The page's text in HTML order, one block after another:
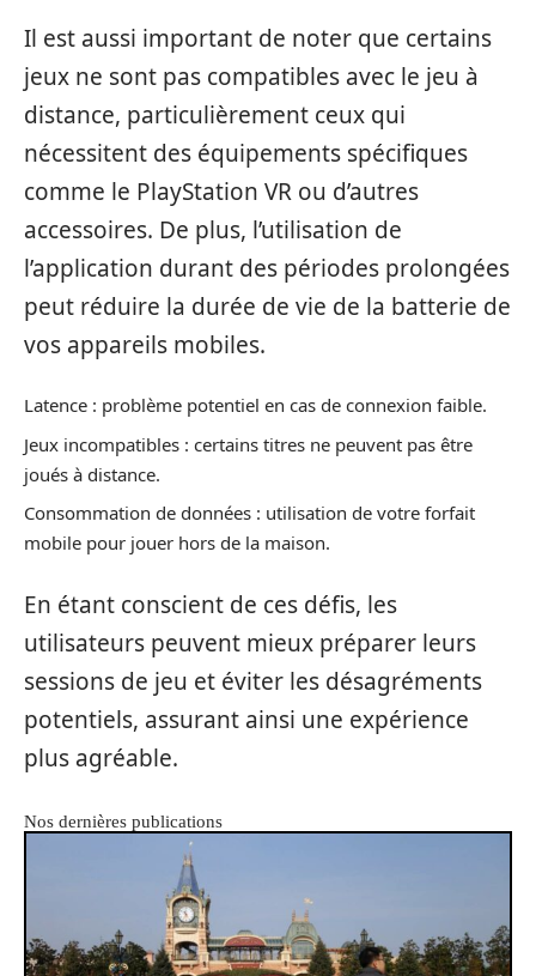
Il est aussi important de noter que certains
jeux ne sont pas compatibles avec le jeu à
distance, particulièrement ceux qui
nécessitent des équipements spécifiques
comme le PlayStation VR ou d’autres
accessoires. De plus, l’utilisation de
l’application durant des périodes prolongées
peut réduire la durée de vie de la batterie de
vos appareils mobiles.
Latence : problème potentiel en cas de connexion faible.
Jeux incompatibles : certains titres ne peuvent pas être
joués à distance.
Consommation de données : utilisation de votre forfait
mobile pour jouer hors de la maison.
En étant conscient de ces défis, les
utilisateurs peuvent mieux préparer leurs
sessions de jeu et éviter les désagréments
potentiels, assurant ainsi une expérience
plus agréable.
Nos dernières publications